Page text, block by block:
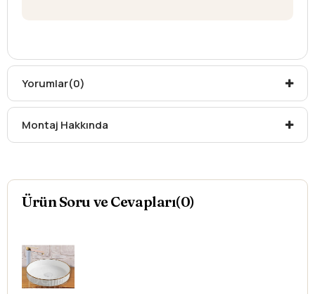
Yorumlar(0)
Montaj Hakkında
Ürün Soru ve Cevapları(0)